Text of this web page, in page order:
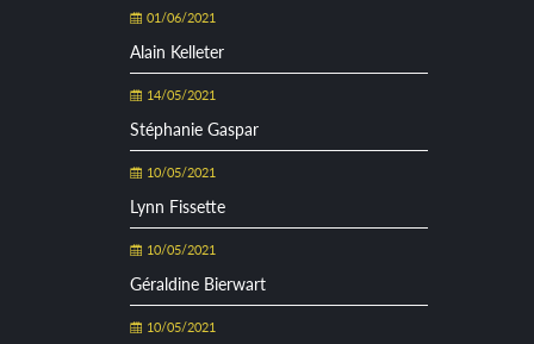
01/06/2021
Alain Kelleter
14/05/2021
Stéphanie Gaspar
10/05/2021
Lynn Fissette
10/05/2021
Géraldine Bierwart
10/05/2021